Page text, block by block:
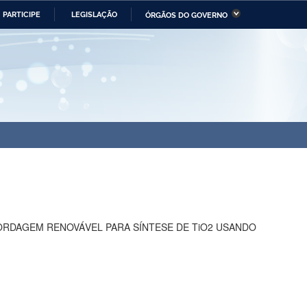
PARTICIPE LEGISLAÇÃO ÓRGÃOS DO GOVERNO
da Economia Ministério da Infraestrutura
RENOVÁVEL PARA SÍNTESE DE TiO2 USANDO